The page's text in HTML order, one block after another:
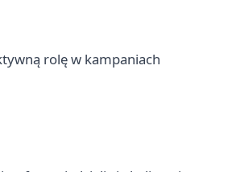
rolę w kampaniach